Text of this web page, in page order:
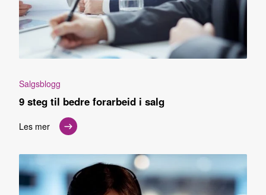
Salgsblogg
9 steg til bedre forarbeid i salg
Les mer